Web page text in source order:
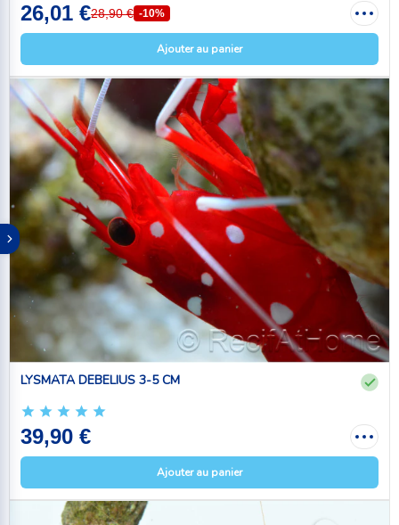
26,01 €28,90 € -10%
Ajouter au panier
LYSMATA DEBELIUS 3-5 CM
39,90 €
Ajouter au panier